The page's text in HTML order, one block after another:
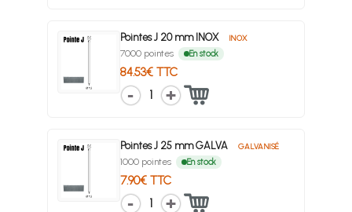
Pointes J 20 mm INOX INOX
7000 pointes En stock
84.53€ TTC
1
Pointes J 25 mm GALVA GALVANISÉ
1000 pointes En stock
7.90€ TTC
1